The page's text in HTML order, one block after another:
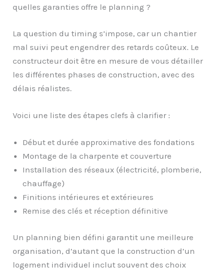
quelles garanties offre le planning ?
La question du timing s’impose, car un chantier
mal suivi peut engendrer des retards coûteux. Le
constructeur doit être en mesure de vous détailler
les différentes phases de construction, avec des
délais réalistes.
Voici une liste des étapes clefs à clarifier :
Début et durée approximative des fondations
Montage de la charpente et couverture
Installation des réseaux (électricité, plomberie,
chauffage)
Finitions intérieures et extérieures
Remise des clés et réception définitive
Un planning bien défini garantit une meilleure
organisation, d’autant que la construction d’un
logement individuel inclut souvent des choix